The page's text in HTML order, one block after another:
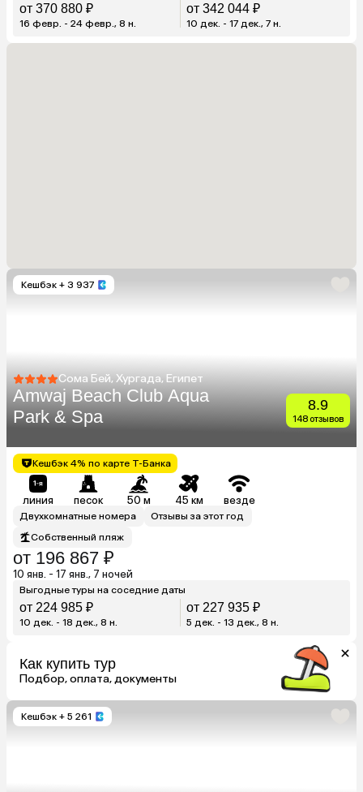
от 370 880 ₽
16 февр. - 24 февр., 8 н.
от 342 044 ₽
10 дек. - 17 дек., 7 н.
Кешбэк + 3 937
Сома Бей, Хургада, Египет
Amwaj Beach Club Aqua
Park & Spa
8.9
148 отзывов
Кешбэк 4% по карте Т-Банка
линия песок 50 м 45 км везде
Двухкомнатные номера
Отзывы за этот год
Собственный пляж
от 196 867 ₽
10 янв. - 17 янв., 7 ночей
Выгодные туры на соседние даты
от 224 985 ₽
10 дек. - 18 дек., 8 н.
от 227 935 ₽
5 дек. - 13 дек., 8 н.
Как купить тур
Подбор, оплата, документы
Кешбэк + 5 261